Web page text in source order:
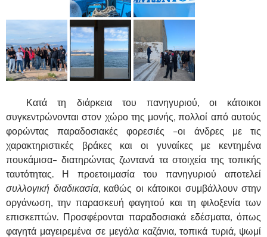
Κατά τη διάρκεια του πανηγυριού, οι κάτοικοι
συγκεντρώνονται στον χώρο της μονής, πολλοί από αυτούς
φορώντας παραδοσιακές φορεσιές –οι άνδρες με τις
χαρακτηριστικές βράκες και οι γυναίκες με κεντημένα
πουκάμισα– διατηρώντας ζωντανά τα στοιχεία της τοπικής
ταυτότητας. Η προετοιμασία του πανηγυριού αποτελεί
συλλογική διαδικασία, καθώς οι κάτοικοι συμβάλλουν στην
οργάνωση, την παρασκευή φαγητού και τη φιλοξενία των
επισκεπτών. Προσφέρονται παραδοσιακά εδέσματα, όπως
φαγητά μαγειρεμένα σε μεγάλα καζάνια, τοπικά τυριά, ψωμί